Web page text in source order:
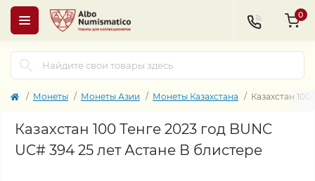
0
Монеты Монеты Азии Монеты Казахстана Казахстан
Казахстан 100 Тенге 2023 год BUNC
UC# 394 25 лет Астане В блистере